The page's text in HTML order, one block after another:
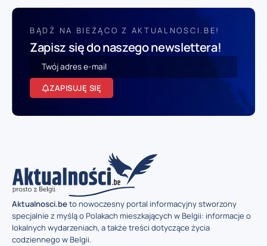
BĄDŹ NA BIEŻĄCO Z AKTUALNOSCI.BE!
Zapisz się do naszego newslettera!
ZAPISUJĘ SIĘ
Aktualnosci.beto nowoczesny portal informacyjny stworzony
specjalnie z myślą o Polakach mieszkających w Belgii: informacje o
lokalnych wydarzeniach, a także treści dotyczące życia
codziennego w Belgii.